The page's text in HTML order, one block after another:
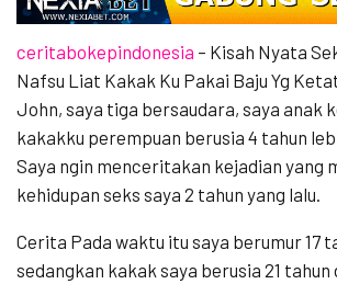
ceritabokepindonesia – Kisah Nyata
Nafsu Liat Kakak Ku Pakai Baju Yg
John, saya tiga bersaudara, saya anak
kakakku perempuan berusia 4 tahun
Saya ngin menceritakan kejadian yang
kehidupan seks saya 2 tahun yang lalu.
Cerita Pada waktu itu saya berumur 17
sedangkan kakak saya berusia 21 tahun